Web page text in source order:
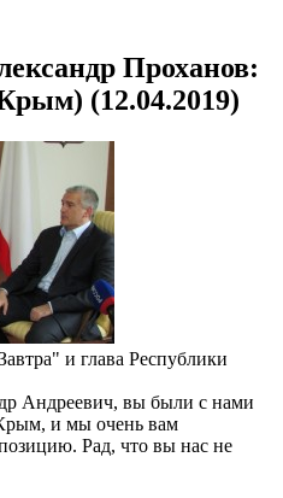
Проханов:
(12.04.2019)
и глава Республики
Андреевич, вы были с нами
и мы очень вам
Рад, что вы нас не